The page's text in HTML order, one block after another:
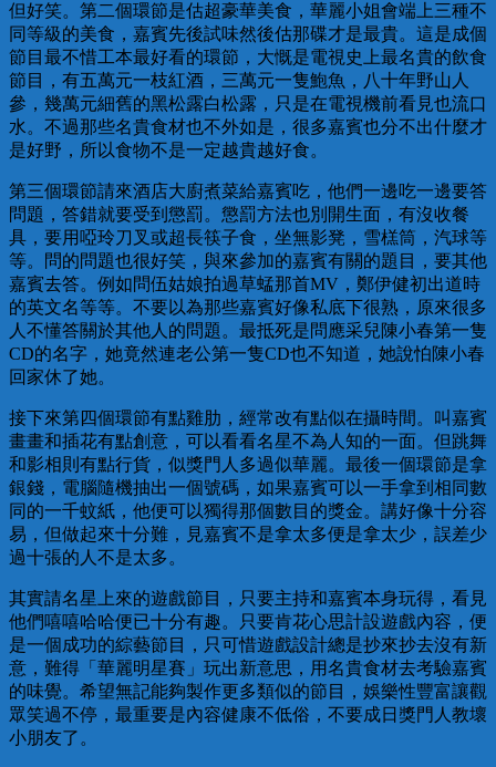
但好笑。第二個環節是估超豪華美食，華麗小姐會端上三種不
同等級的美食，嘉賓先後試味然後估那碟才是最貴。這是成個
節目最不惜工本最好看的環節，大慨是電視史上最名貴的飲食
節目，有五萬元一枝紅酒，三萬元一隻鮑魚，八十年野山人
參，幾萬元細舊的黑松露白松露，只是在電視機前看見也流口
水。不過那些名貴食材也不外如是，很多嘉賓也分不出什麼才
是好野，所以食物不是一定越貴越好食。
第三個環節請來酒店大廚煮菜給嘉賓吃，他們一邊吃一邊要答
問題，答錯就要受到懲罰。懲罰方法也別開生面，有沒收餐
具，要用啞玲刀叉或超長筷子食，坐無影凳，雪榚筒，汽球等
等。問的問題也很好笑，與來參加的嘉賓有關的題目，要其他
嘉賓去答。例如問伍姑娘拍過草蜢那首MV，鄭伊健初出道時
的英文名等等。不要以為那些嘉賓好像私底下很熟，原來很多
人不懂答關於其他人的問題。最抵死是問應采兒陳小春第一隻
CD的名字，她竟然連老公第一隻CD也不知道，她說怕陳小春
回家休了她。
接下來第四個環節有點雞肋，經常改有點似在攝時間。叫嘉賓
畫畫和插花有點創意，可以看看名星不為人知的一面。但跳舞
和影相則有點行貨，似獎門人多過似華麗。最後一個環節是拿
銀錢，電腦隨機抽出一個號碼，如果嘉賓可以一手拿到相同數
同的一千蚊紙，他便可以獨得那個數目的獎金。講好像十分容
易，但做起來十分難，見嘉賓不是拿太多便是拿太少，誤差少
過十張的人不是太多。
其實請名星上來的遊戲節目，只要主持和嘉賓本身玩得，看見
他們嘻嘻哈哈便已十分有趣。只要肯花心思計設遊戲內容，便
是一個成功的綜藝節目，只可惜遊戲設計總是抄來抄去沒有新
意，難得「華麗明星賽」玩出新意思，用名貴食材去考驗嘉賓
的味覺。希望無記能夠製作更多類似的節目，娛樂性豐富讓觀
眾笑過不停，最重要是內容健康不低俗，不要成日獎門人教壞
小朋友了。